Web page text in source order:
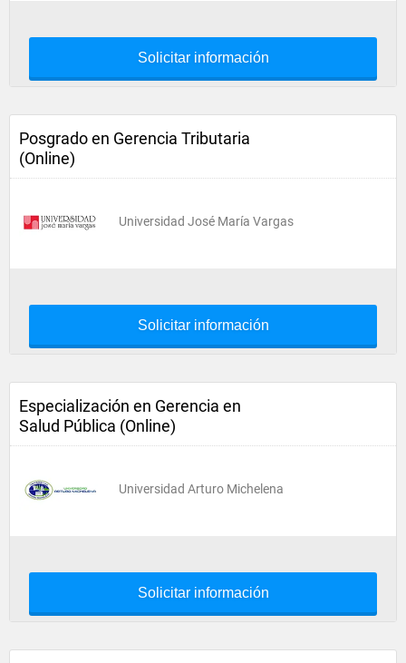
Solicitar información
Posgrado en Gerencia Tributaria
(Online)
Universidad José María Vargas
Solicitar información
Especialización en Gerencia en
Salud Pública (Online)
Universidad Arturo Michelena
Solicitar información